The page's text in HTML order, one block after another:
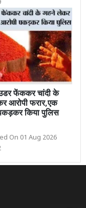
फेंककर चांदी के
आरोपी फरार,एक
किया पुलिस
On 01 Aug 2026